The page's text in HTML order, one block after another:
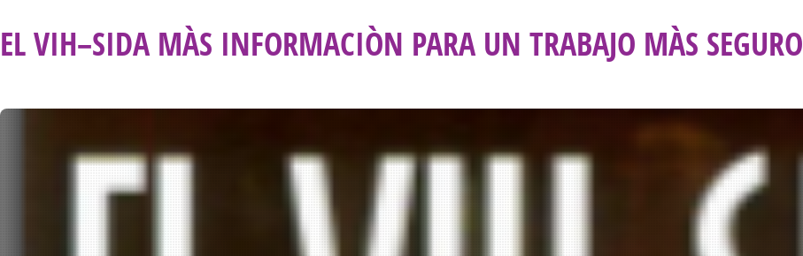
EL VIH–SIDA MÀS INFORMACIÒN PARA UN TRABAJO MÀS SEGURO